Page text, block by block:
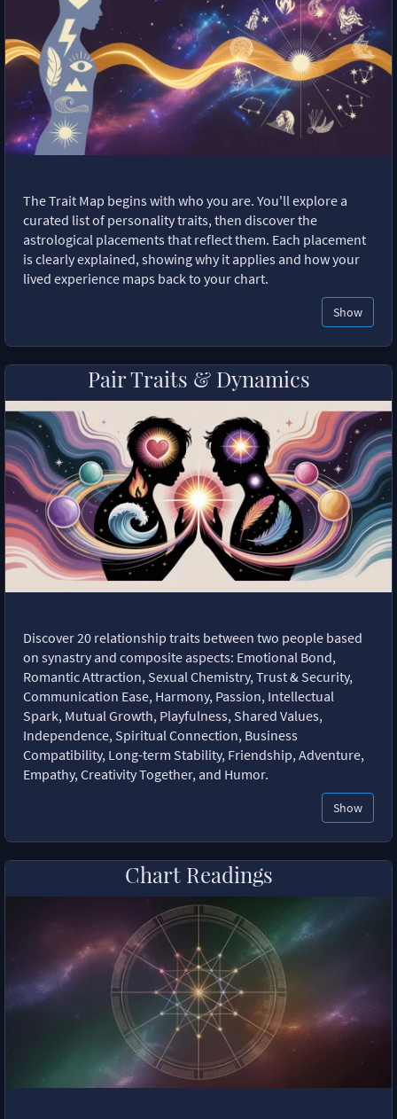
The Trait Map begins with who you are. You'll explore a
curated list of personality traits, then discover the
astrological placements that reflect them. Each placement
is clearly explained, showing why it applies and how your
lived experience maps back to your chart.
Show
Pair Traits & Dynamics
Discover 20 relationship traits between two people based
on synastry and composite aspects: Emotional Bond,
Romantic Attraction, Sexual Chemistry, Trust & Security,
Communication Ease, Harmony, Passion, Intellectual
Spark, Mutual Growth, Playfulness, Shared Values,
Independence, Spiritual Connection, Business
Compatibility, Long-term Stability, Friendship, Adventure,
Empathy, Creativity Together, and Humor.
Show
Chart Readings